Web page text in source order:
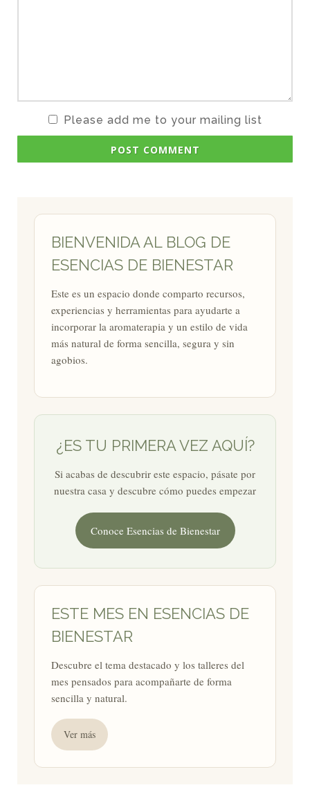
Please add me to your mailing list
POST COMMENT
BIENVENIDA AL BLOG DE
ESENCIAS DE BIENESTAR
Este es un espacio donde comparto recursos,
experiencias y herramientas para ayudarte a
incorporar la aromaterapia y un estilo de vida
más natural de forma sencilla, segura y sin
agobios.
¿ES TU PRIMERA VEZ AQUÍ?
Si acabas de descubrir este espacio, pásate por
nuestra casa y descubre cómo puedes empezar
Conoce Esencias de Bienestar
ESTE MES EN ESENCIAS DE
BIENESTAR
Descubre el tema destacado y los talleres del
mes pensados para acompañarte de forma
sencilla y natural.
Ver más